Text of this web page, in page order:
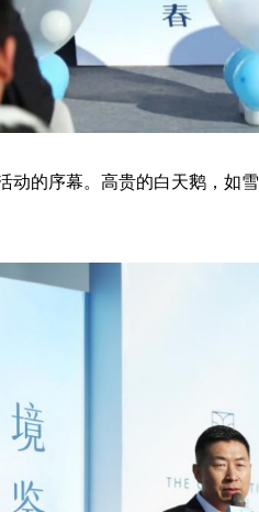
动的序幕。高贵的白天鹅，如